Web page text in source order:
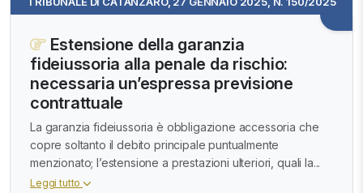
Estensione della garanzia
fideiussoria alla penale da rischio:
necessaria un’espressa previsione
contrattuale
La garanzia fideiussoria è obbligazione accessoria che
copre soltanto il debito principale puntualmente
menzionato; l’estensione a prestazioni ulteriori, quali la...
Leggi tutto